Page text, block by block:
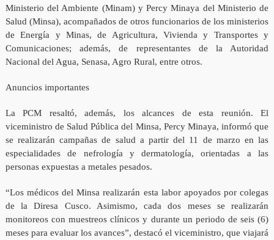
Ministerio del Ambiente (Minam) y Percy Minaya del Ministerio de
Salud (Minsa), acompañados de otros funcionarios de los ministerios
de Energía y Minas, de Agricultura, Vivienda y Transportes y
Comunicaciones; además, de representantes de la Autoridad
Nacional del Agua, Senasa, Agro Rural, entre otros.
Anuncios importantes
La PCM resaltó, además, los alcances de esta reunión. El
viceministro de Salud Pública del Minsa, Percy Minaya, informó que
se realizarán campañas de salud a partir del 11 de marzo en las
especialidades de nefrología y dermatología, orientadas a las
personas expuestas a metales pesados.
“Los médicos del Minsa realizarán esta labor apoyados por colegas
de la Diresa Cusco. Asimismo, cada dos meses se realizarán
monitoreos con muestreos clínicos y durante un periodo de seis (6)
meses para evaluar los avances”, destacó el viceministro, que viajará